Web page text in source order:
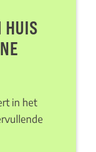
HUIS
in het